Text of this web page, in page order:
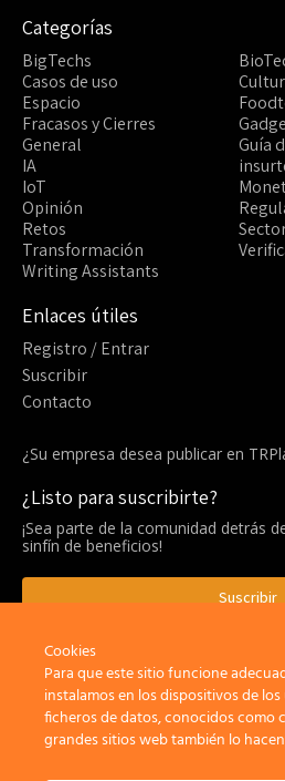
Categorías
BigTechs
Casos de uso
Espacio
Fracasos y Cierres
General
Guía
IA
IoT
Opinión
Retos
Transformación
Writing Assistants
Enlaces útiles
Registro / Entrar
Suscribir
Contacto
¿Su empresa desea publicar en
¿Listo para suscribirte?
¡Sea parte de la comunidad detrás
sinfín de beneficios!
Suscribir
Privacidad
Cookies
Para que este sitio funcione
instalamos en los dispositivos de
ficheros de datos, conocidos como
grandes sitios web también lo